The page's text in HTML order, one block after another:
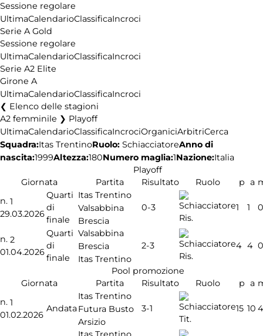
Sessione regolare
UltimaCalendarioClassificaIncroci
Serie A Gold
Sessione regolare
UltimaCalendarioClassificaIncroci
Serie A2 Elite
Girone A
UltimaCalendarioClassificaIncroci
Elenco delle stagioni
A2 femminile ❯ Playoff
UltimaCalendarioClassificaIncrociOrganiciArbitriCerca
Squadra:Itas TrentinoRuolo: SchiacciatoreAnno di
nascita:1999Altezza:180Numero maglia:1Nazione:Italia
Playoff
Giornata
Partita Risultato Ruolo p a
n. 1
29.03.2026
Quarti
di
finale
Itas Trentino
Valsabbina
Brescia
0-3
Ris.
1 1 0
n. 2
01.04.2026
Quarti
di
finale
Valsabbina
Brescia
Itas Trentino
2-3
Ris.
4 4 0
Pool promozione
Giornata
Partita Risultato Ruolo p a
n. 1
01.02.2026
Andata
Itas Trentino
Futura Busto
Arsizio
3-1
Tit.
15 10 4